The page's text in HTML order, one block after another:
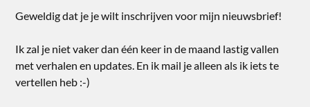
Geweldig dat je je wilt inschrijven voor mijn nieuwsbrief!
Ik zal je niet vaker dan één keer in de maand lastig vallen
met verhalen en updates. En ik mail je alleen als ik iets te
vertellen heb :-)